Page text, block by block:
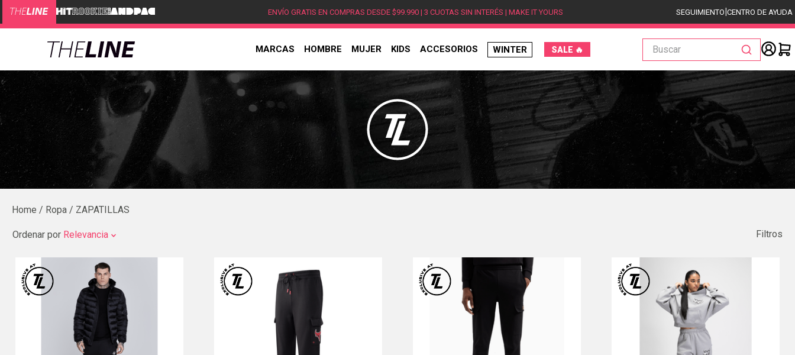
ENVÍO GRATIS EN COMPRAS DESDE $99.990 | 3 CUOTAS SIN INTERÉS | MAKE IT YOURS SEGUIMIENTO|CENTRO DE AYUDA
MARCAS HOMBRE MUJER KIDS ACCESORIOS WINTER SALE 🔥
Buscar
Ropa ZAPATILLAS
Ordenar por Relevancia
TÉRMINOS MÁS BUSCADOS
hombre
2.
jordan
mujer
4.
zapatillas